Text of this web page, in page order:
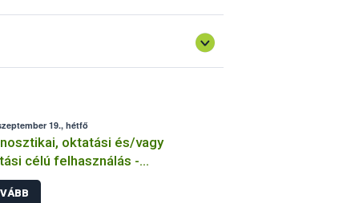
19., hétfő
oktatási és/vagy
célú felhasználás -